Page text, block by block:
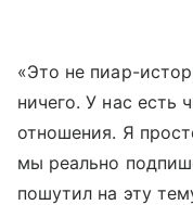
«Это не пиар-
ничего. У нас есть
отношения. Я
мы реально
пошутил на эту